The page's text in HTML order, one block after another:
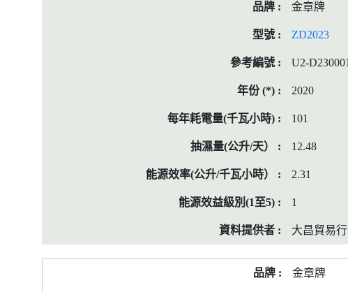
金章牌
ZD2023
U2-D230001
2020
101
12.48
2.31
1
大昌貿易
金章牌